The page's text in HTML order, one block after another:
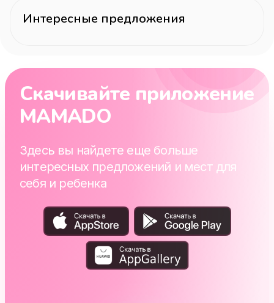
Интересные предложения
Скачивайте приложение
MAMADO
Здесь вы найдете еще больше
интересных предложений и мест для
себя и ребенка